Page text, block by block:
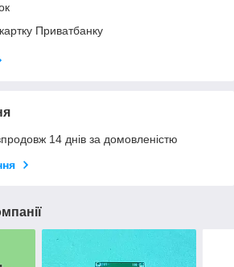
Приватбанку
14 днів за домовленістю